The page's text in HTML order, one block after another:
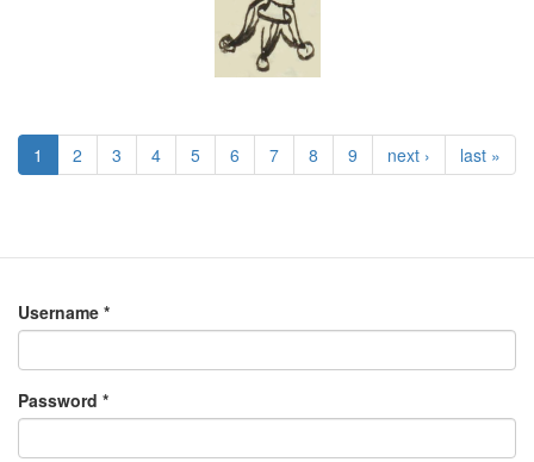
1 2 3 4 5 6 7 8 9 next › last »
Username *
Password *